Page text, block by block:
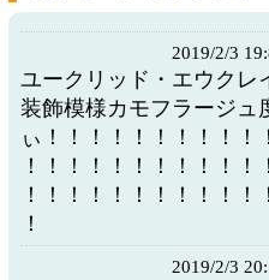
2019/2/3
ユークリッド・エウク
装飾模様カモフラージュ
ぃ！！！！！！！！！
！！！！！！！！！！
！！！！！！！！！！
！
2019/2/3